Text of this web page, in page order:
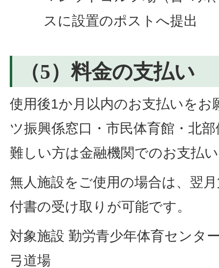
スに設置のポストへ提出
（5）料金の支払い
使用後1か月以内のお支払いをお
ツ振興係窓口・市民体育館・北
難しい方は金融機関でのお支払
無人施設をご使用の場合は、翌
付書の受け取りが可能です。
対象施設 勤労青少年体育センタ
弓道場